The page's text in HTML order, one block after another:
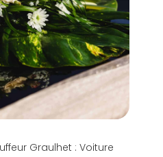
Graulhet : Voiture